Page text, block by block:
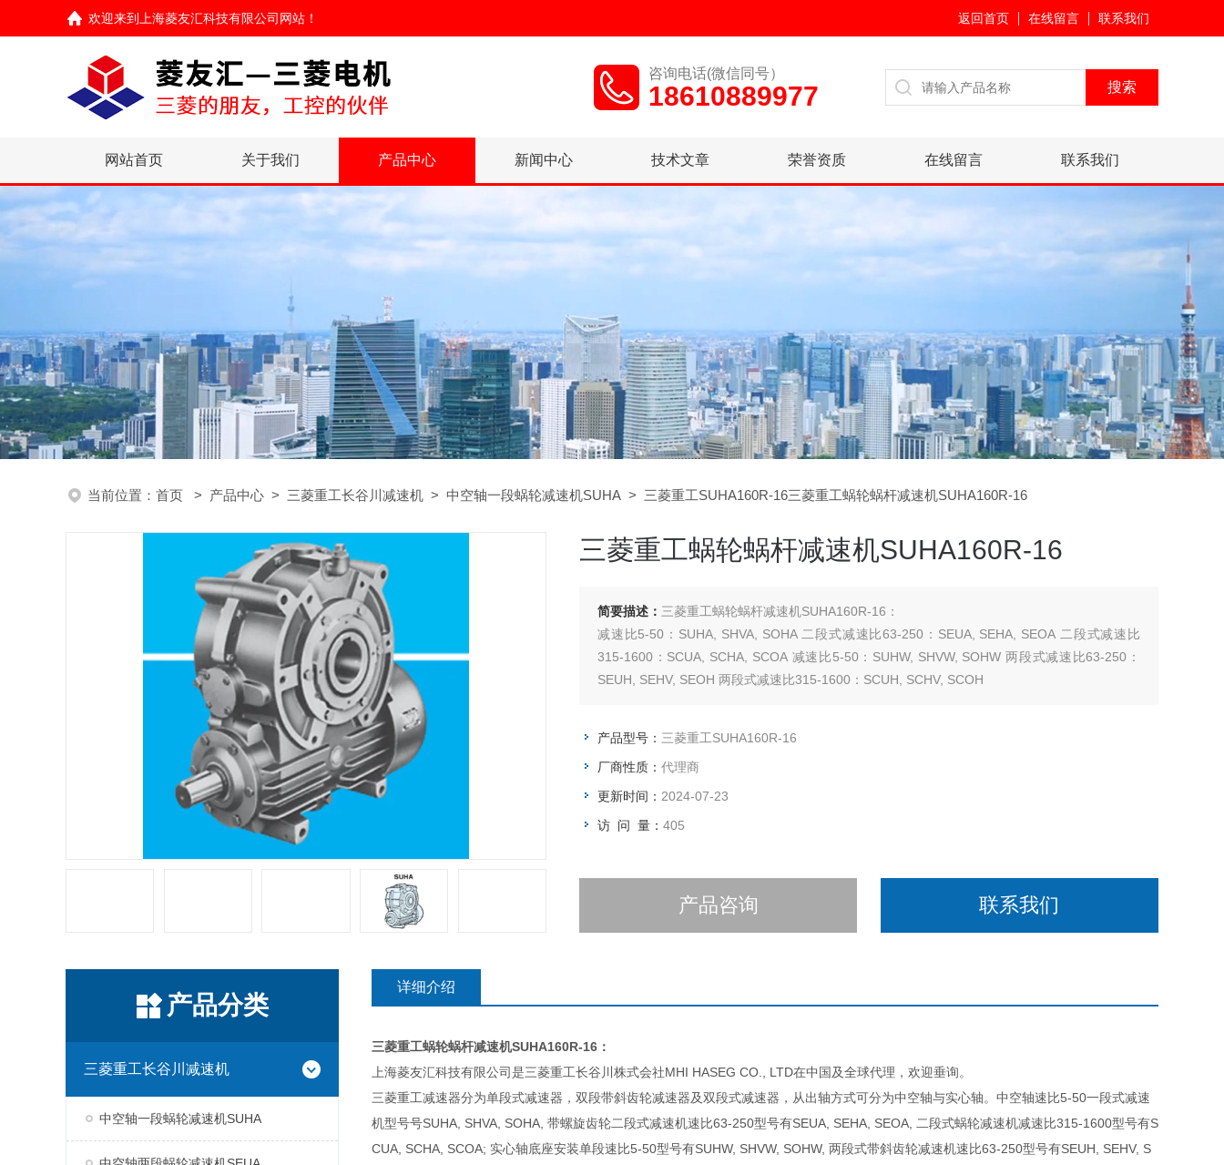
欢迎来到 上海菱友汇科技有限公司网站 ！ 返回首页 在线留言 联系我们
咨询电话(微信同号）
18610889977
网站首页 关于我们 产品中心 新闻中心 技术文章 荣誉资质 在线留言 联系我们
当前位置： 首页 > 产品中心 > 三菱重工长谷川减速机 > 中空轴一段蜗轮减速机SUHA > 三菱重工SUHA160R-16三菱重工蜗轮蜗杆减速机SUHA160R-16
三菱重工蜗轮蜗杆减速机SUHA160R-16
简要描述： 三菱重工蜗轮蜗杆减速机SUHA160R-16：
减速比5-50：SUHA, SHVA, SOHA 二段式减速比63-250：SEUA, SEHA, SEOA 二段式减速比
315-1600：SCUA, SCHA, SCOA 减速比5-50：SUHW, SHVW, SOHW 两段式减速比63-250：
SEUH, SEHV, SEOH 两段式减速比315-1600：SCUH, SCHV, SCOH
产品型号： 三菱重工SUHA160R-16
厂商性质： 代理商
更新时间： 2024-07-23
访 问 量： 405
产品咨询 联系我们
产品分类
三菱重工长谷川减速机
中空轴一段蜗轮减速机SUHA
详细介绍
三菱重工蜗轮蜗杆减速机SUHA160R-16：
上海菱友汇科技有限公司是三菱重工长谷川株式会社MHI HASEG CO., LTD在中国及全球代理，欢迎垂询。
三菱重工减速器分为单段式减速器，双段带斜齿轮减速器及双段式减速器，从出轴方式可分为中空轴与实心轴。中空轴速比5-50一段式减速
机型号号SUHA, SHVA, SOHA, 带螺旋齿轮二段式减速机速比63-250型号有SEUA, SEHA, SEOA, 二段式蜗轮减速机减速比315-1600型号有S
CUA, SCHA, SCOA; 实心轴底座安装单段速比5-50型号有SUHW, SHVW, SOHW, 两段式带斜齿轮减速机速比63-250型号有SEUH, SEHV, S